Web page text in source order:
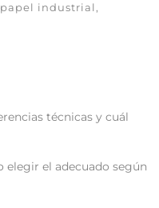
industrial
técnicas y cuál
elegir el adecuado según